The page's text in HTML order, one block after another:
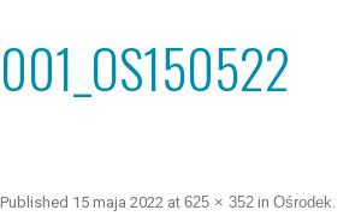
001_OS150522
Published 15 maja 2022 at 625 × 352 in Ośrodek.